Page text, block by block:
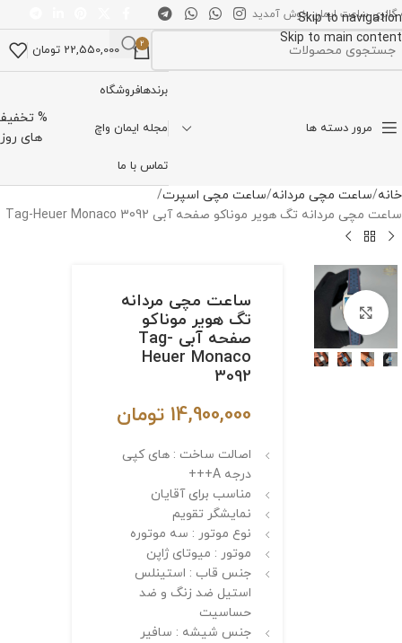
Skip to navigation
Skip to main content
گالری ساعت ایمان خوش آمدید
2
22,550,000 تومان
مرور دسته ها
برندهافروشگاه
مجله ایمان واچ
تماس با ما
%
های روز
خانه ساعت مچی مردانه ساعت مچی اسپرت
ساعت مچی مردانه تگ هویر موناکو صفحه آبی Tag-Heuer Monaco 3092
برای بزرگنمایی کلیک کنیدساعت مچی مردانه
تگ هویر موناکو
صفحه آبی Tag-
Heuer Monaco
3092
14,900,000 تومان
اصالت ساخت : های کپی
درجه A+++
مناسب برای آقایان
نمایشگر تقویم
نوع موتور : سه موتوره
موتور : میوتای ژاپن
جنس قاب : استینلس
استیل ضد زنگ و ضد
حساسیت
جنس شیشه : سافیر